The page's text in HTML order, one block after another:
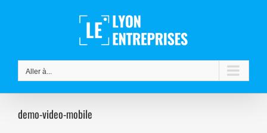
Aller à...
demo-video-mobile